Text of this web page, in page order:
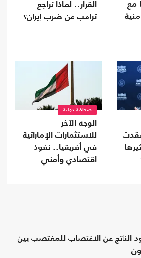
مع
القرار.. لماذا تراجع
ترامب عن ضرب إيران؟
فقدت
صحافة دولية
الوجه الآخر
للاستثمارات الإماراتية
في أفريقيا.. نفوذ
اقتصادي وأمني
الناتج عن الاغتصاب للمغتصب بين